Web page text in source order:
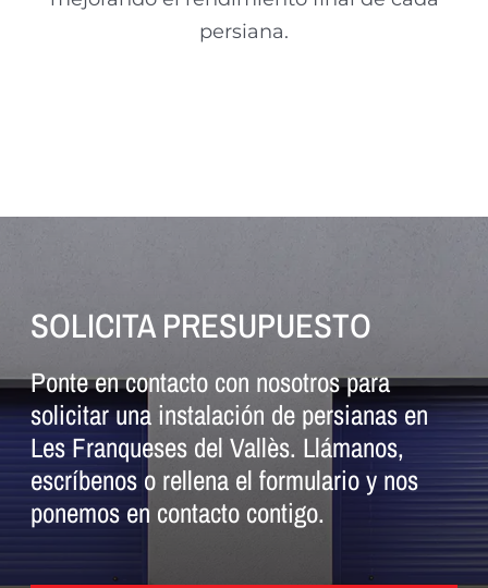
persiana.
SOLICITA PRESUPUESTO
Ponte en contacto con nosotros para
solicitar una instalación de persianas en
Les Franqueses del Vallès. Llámanos,
escríbenos o rellena el formulario y nos
ponemos en contacto contigo.